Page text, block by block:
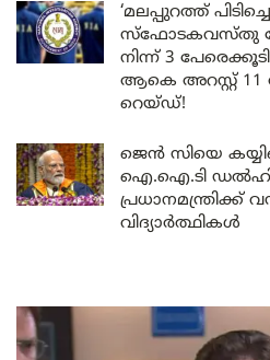
‘മലപ്പുറത്ത്
സ്ഫോടകവസ്തു
നിന്ന് 3
ആകെ അറസ്റ്റ് 11
റെയ്ഡ്!
ജെൻ സിയെ
ഐ.ഐ.ടി ഡൽഹി
പ്രധാനമന്ത്രിക്ക്
വിദ്യാർത്ഥികൾ